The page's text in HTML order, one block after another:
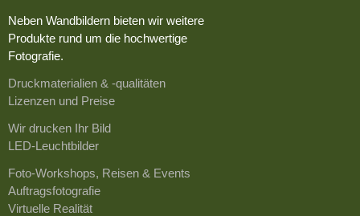
Neben Wandbildern bieten wir weitere
Produkte rund um die hochwertige
Fotografie.
Druckmaterialien & -qualitäten
Lizenzen und Preise
Wir drucken Ihr Bild
LED-Leuchtbilder
Foto-Workshops, Reisen & Events
Auftragsfotografie
Virtuelle Realität